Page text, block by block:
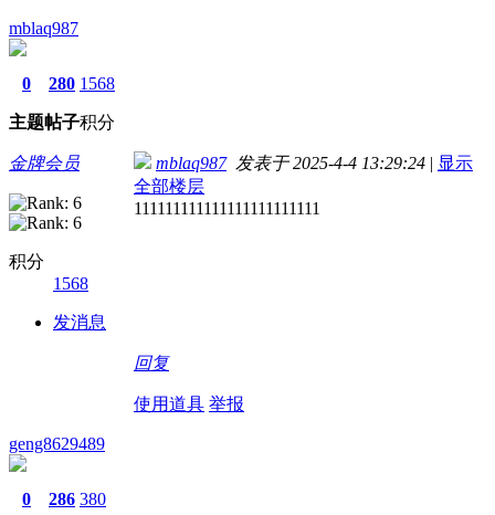
mblaq987
0
主题
280
帖子
1568
积分
金牌会员
积分
1568
发消息
mblaq987发表于 2025-4-4 13:29:24 | 显示
全部楼层
111111111111111111111111
回复
使用道具 举报
geng8629489
0 286 380